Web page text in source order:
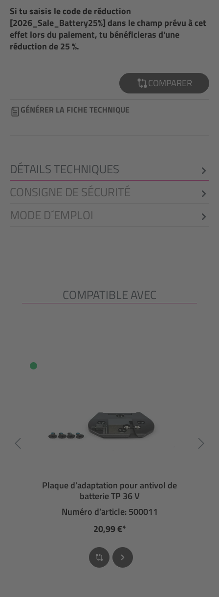
Si tu saisis le code de réduction
[2026_Sale_Battery25%] dans le champ prévu à cet
effet lors du paiement, tu bénéficieras d'une
réduction de 25 %.
COMPARER
GÉNÉRER LA FICHE TECHNIQUE
DÉTAILS TECHNIQUES
CONSIGNE DE SÉCURITÉ
MODE D´EMPLOI
Ignorer la galerie de produits
COMPATIBLE AVEC
Plaque d’adaptation pour antivol de
batterie TP 36 V
Numéro d’article: 500011
20,99 €*